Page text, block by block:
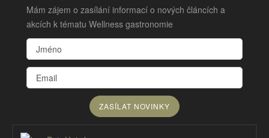
Mám zájem o zasílání informací o nových článcích a
akcích k tématu Wellness gastronomie